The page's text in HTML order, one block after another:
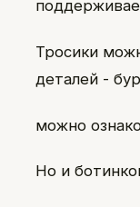
Тросики
деталей -
можно
Но и